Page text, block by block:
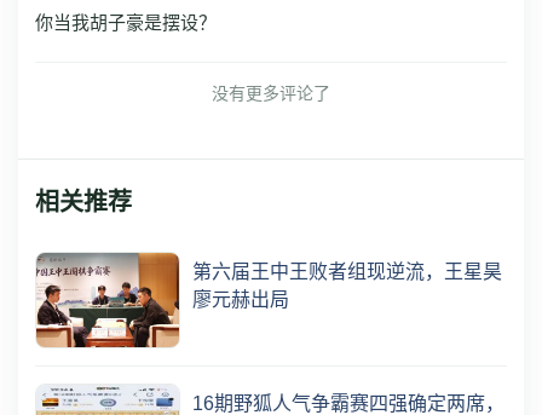
你当我胡子豪是摆设？
没有更多评论了
相关推荐
第六届王中王败者组现逆流，王星昊
廖元赫出局
16期野狐人气争霸赛四强确定两席，